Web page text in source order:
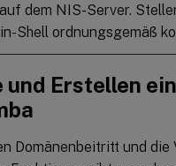
dem NIS-Server.
Shell ordnungsgemäß
Erstellen
Domänenbeitritt und die